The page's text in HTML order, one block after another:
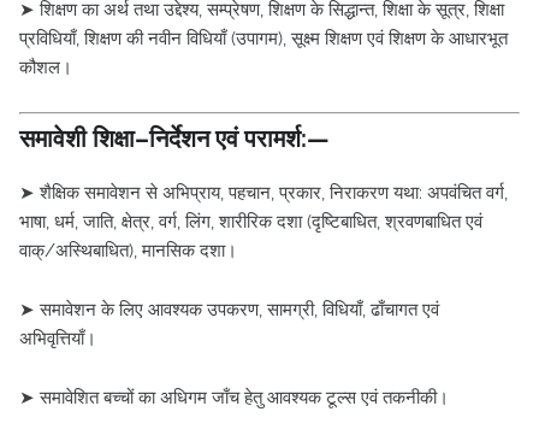
➤ शिक्षण का अर्थ तथा उद्देश्य, सम्प्रेषण, शिक्षण के सिद्धान्त, शिक्षा के सूत्र, शिक्षा
प्रविधियाँ, शिक्षण की नवीन विधियाँ (उपागम), सूक्ष्म शिक्षण एवं शिक्षण के आधारभूत
कौशल।
समावेशी शिक्षा–निर्देशन एवं परामर्श:—
➤ शैक्षिक समावेशन से अभिप्राय, पहचान, प्रकार, निराकरण यथा: अपवंचित वर्ग,
भाषा, धर्म, जाति, क्षेत्र, वर्ग, लिंग, शारीरिक दशा (दृष्टिबाधित, श्रवणबाधित एवं
वाक्/अस्थिबाधित), मानसिक दशा।
➤ समावेशन के लिए आवश्यक उपकरण, सामग्री, विधियाँ, ढाँचागत एवं
अभिवृत्तियाँ।
➤ समावेशित बच्चों का अधिगम जाँच हेतु आवश्यक टूल्स एवं तकनीकी।